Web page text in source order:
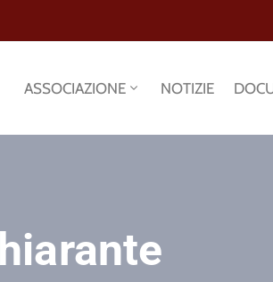
ASSOCIAZIONE NOTIZIE